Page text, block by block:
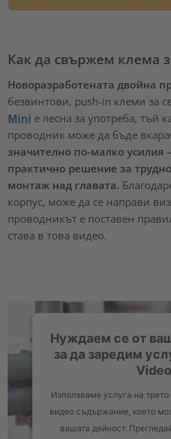
Как да свържем клема
Новоразработената двойна
безвинтови, push-in клеми за
Mini е лесна за употреба, тъй
проводник може да бъде
значително по-малко усилия
практично решение за
монтаж над главата.
корпус, може да се направи
проводникът е поставен
става в това видео.
Нуждаем се от
за да заредим
Използваме услуга на
видео съдържание, което
вашата дейност.